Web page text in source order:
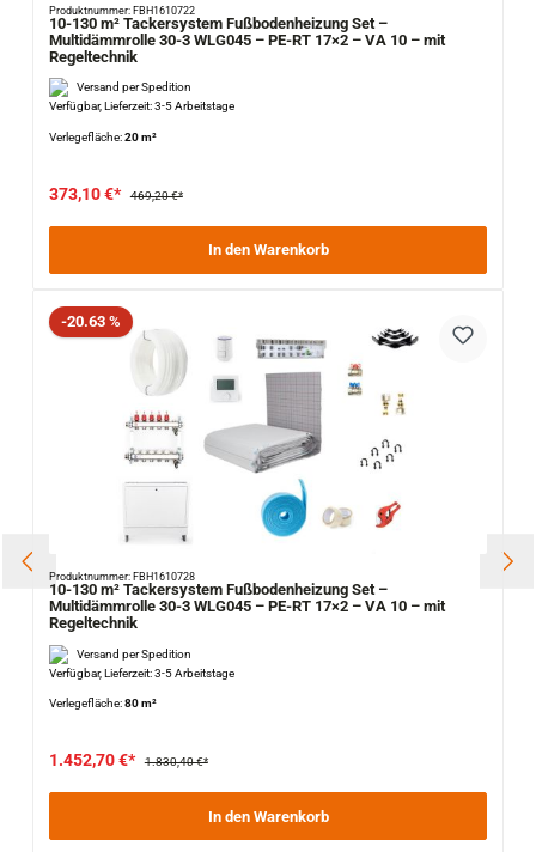
Produktnummer: FBH1610722
10-130 m² Tackersystem Fußbodenheizung Set –
Multidämmrolle 30-3 WLG045 – PE-RT 17×2 – VA 10 – mit
Regeltechnik
Versand per Spedition
Verfügbar, Lieferzeit: 3-5 Arbeitstage
Verlegefläche:20 m²
373,10 €* 469,20 €*
In den Warenkorb
Rabatt
-20.63 %
Produktnummer: FBH1610728
10-130 m² Tackersystem Fußbodenheizung Set –
Multidämmrolle 30-3 WLG045 – PE-RT 17×2 – VA 10 – mit
Regeltechnik
Versand per Spedition
Verfügbar, Lieferzeit: 3-5 Arbeitstage
Verlegefläche:80 m²
1.452,70 €* 1.830,40 €*
In den Warenkorb